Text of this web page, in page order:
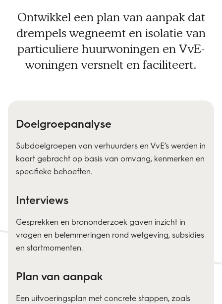
Ontwikkel een plan van aanpak dat
drempels wegneemt en isolatie van
particuliere huurwoningen en VvE-
woningen versnelt en faciliteert.
Doelgroepanalyse
Subdoelgroepen van verhuurders en VvE’s werden in
kaart gebracht op basis van omvang, kenmerken en
specifieke behoeften.
Interviews
Gesprekken en brononderzoek gaven inzicht in
vragen en belemmeringen rond wetgeving, subsidies
en startmomenten.
Plan van aanpak
Een uitvoeringsplan met concrete stappen, zoals